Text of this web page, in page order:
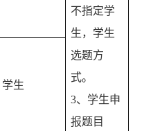
不指定学
生，学生
选题方
式。
3、学生申
报题目
学生